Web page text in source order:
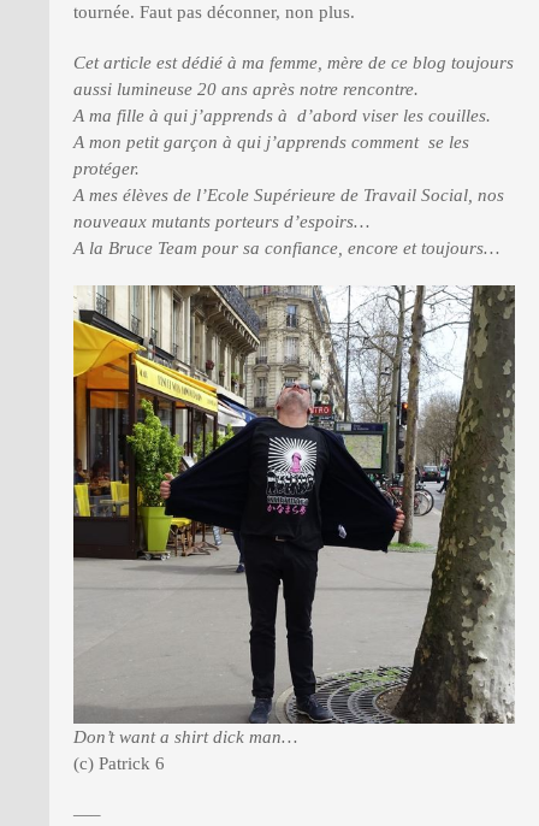
tournée. Faut pas déconner, non plus.
Cet article est dédié à ma femme, mère de ce blog toujours
aussi lumineuse 20 ans après notre rencontre.
A ma fille à qui j’apprends à d’abord viser les couilles.
A mon petit garçon à qui j’apprends comment se les
protéger.
A mes élèves de l’Ecole Supérieure de Travail Social, nos
nouveaux mutants porteurs d’espoirs…
A la Bruce Team pour sa confiance, encore et toujours…
Don’t want a shirt dick man…
(c) Patrick 6
—–